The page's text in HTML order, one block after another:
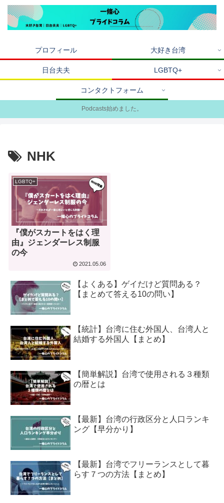
プロフィール 大好き台湾
日台夫夫 LGBTQ+
コンタクトフォーム
Podcasts始めました。
NHK
LGBTQ+
『僕がスカートをはく理
由』ジェンダーレス制服
の今
2021.05.06
【よくある】ゲイだけど質問ある？
【まとめて答える10の問い】
【統計】台湾に住む外国人、台湾人と
結婚する外国人【まとめ】
【簡単解説】台湾で使用される３種類
の暦とは
【最新】台湾の行政区分と人口ランキ
ング【早分かり】
【最新】台湾でフリーランスとして暮
らす７つの方法【まとめ】